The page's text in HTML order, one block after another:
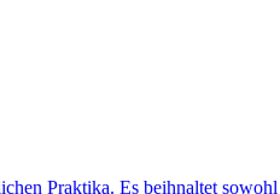
Praktika. Es beihnaltet